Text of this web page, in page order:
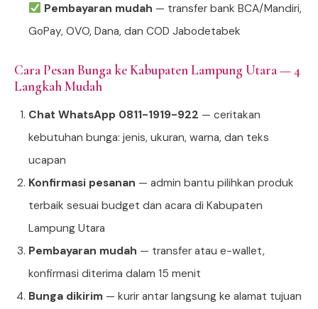
Pembayaran mudah — transfer bank BCA/Mandiri,
GoPay, OVO, Dana, dan COD Jabodetabek
Cara Pesan Bunga ke Kabupaten Lampung Utara — 4
Langkah Mudah
Chat WhatsApp 0811-1919-922 — ceritakan
kebutuhan bunga: jenis, ukuran, warna, dan teks
ucapan
Konfirmasi pesanan — admin bantu pilihkan produk
terbaik sesuai budget dan acara di Kabupaten
Lampung Utara
Pembayaran mudah — transfer atau e-wallet,
konfirmasi diterima dalam 15 menit
Bunga dikirim — kurir antar langsung ke alamat tujuan